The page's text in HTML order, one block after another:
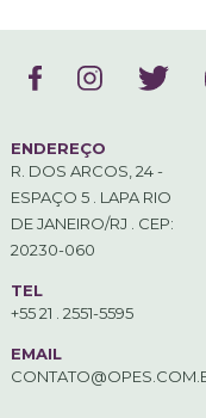
ENDEREÇO
R. DOS ARCOS, 24 -
ESPAÇO 5 . LAPA RIO
DE JANEIRO/RJ . CEP:
20230-060
TEL
+55 21 . 2551-5595
EMAIL